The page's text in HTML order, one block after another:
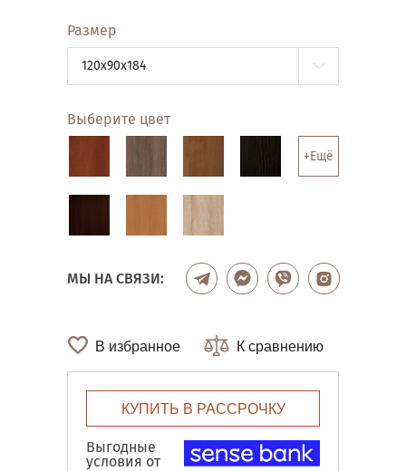
Размер
120x90x184
Выберите цвет
+Ещё
МЫ НА СВЯЗИ:
В избранное К сравнению
КУПИТЬ В РАССРОЧКУ
Выгодные
условия от